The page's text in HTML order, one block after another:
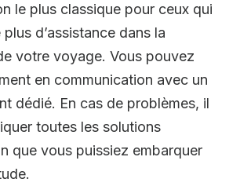
le plus classique pour ceux qui
d’assistance dans la
votre voyage. Vous pouvez
en communication avec un
dédié. En cas de problèmes, il
toutes les solutions
que vous puissiez embarquer